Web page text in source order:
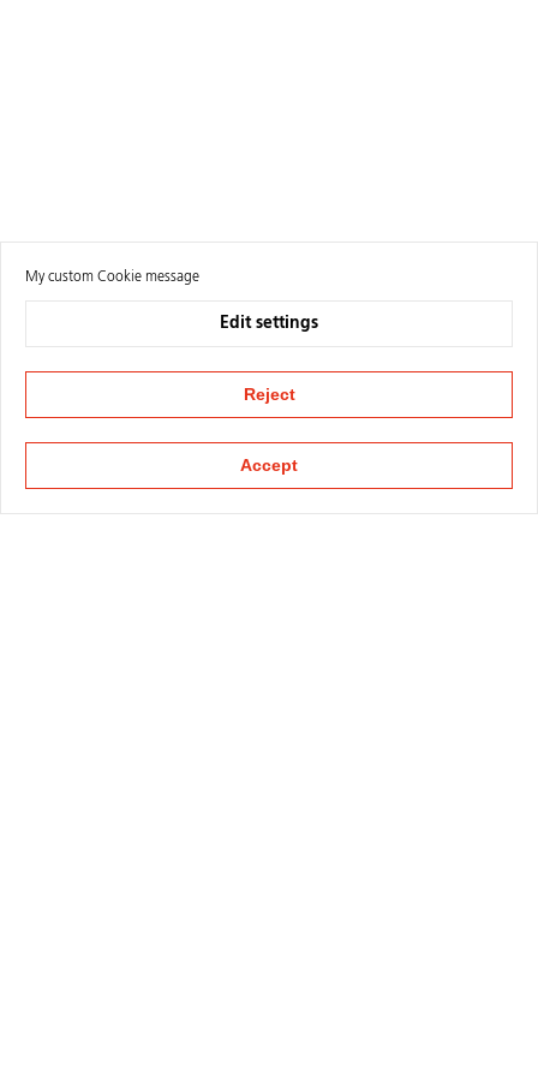
My custom Cookie message
Edit settings
Reject
Accept